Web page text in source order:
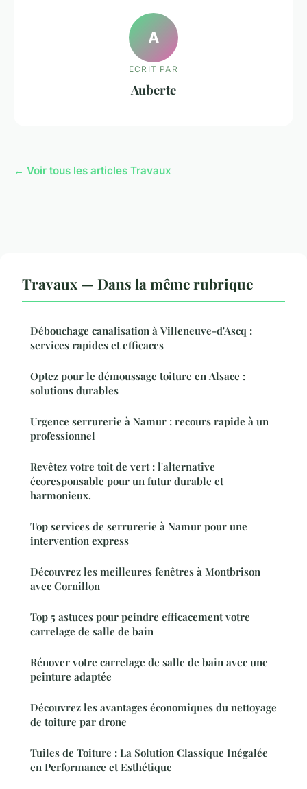
A
ECRIT PAR
Auberte
← Voir tous les articles Travaux
Travaux — Dans la même rubrique
Débouchage canalisation à Villeneuve-d'Ascq :
services rapides et efficaces
Optez pour le démoussage toiture en Alsace :
solutions durables
Urgence serrurerie à Namur : recours rapide à un
professionnel
Revêtez votre toit de vert : l'alternative
écoresponsable pour un futur durable et
harmonieux.
Top services de serrurerie à Namur pour une
intervention express
Découvrez les meilleures fenêtres à Montbrison
avec Cornillon
Top 5 astuces pour peindre efficacement votre
carrelage de salle de bain
Rénover votre carrelage de salle de bain avec une
peinture adaptée
Découvrez les avantages économiques du nettoyage
de toiture par drone
Tuiles de Toiture : La Solution Classique Inégalée
en Performance et Esthétique